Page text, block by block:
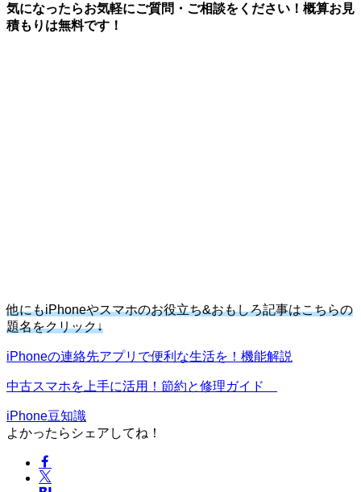
気になったらお気軽にご質問・ご相談をください！概算お見
積もりは無料です！
他にもiPhoneやスマホのお役立ち&おもしろ記事はこちらの
題名をクリック↓
iPhoneの連絡先アプリで便利な生活を！機能解説
中古スマホを上手に活用！節約と修理ガイド
iPhone豆知識
よかったらシェアしてね！